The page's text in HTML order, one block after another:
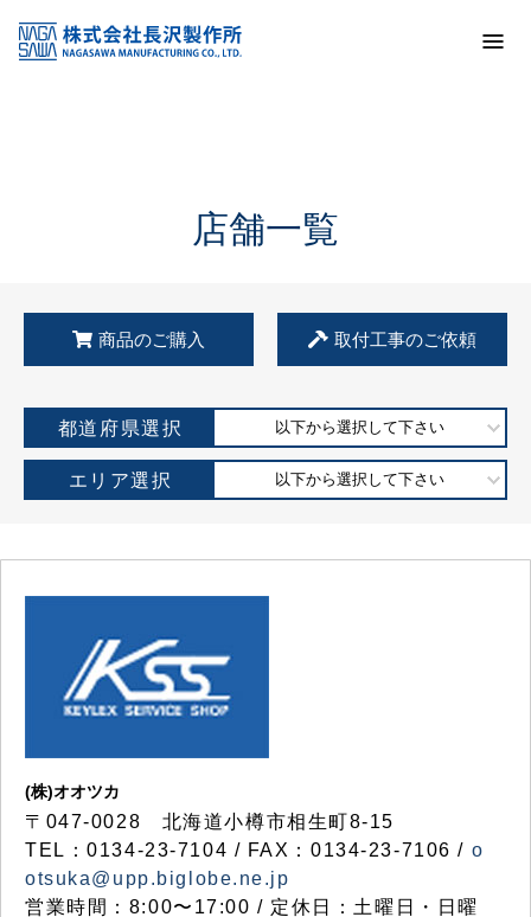
KSS加盟店・取扱店情報
店舗一覧
店舗一覧
商品のご購入 取付工事のご依頼
都道府県選択 以下から選択して下さい
エリア選択 以下から選択して下さい
(株)オオツカ
〒047-0028 北海道小樽市相生町8-15
TEL：0134-23-7104 / FAX：0134-23-7106 / o
otsuka@upp.biglobe.ne.jp
営業時間：8:00〜17:00 / 定休日：土曜日・日曜